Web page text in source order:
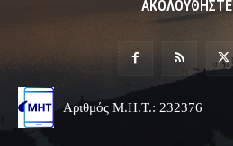
Αριθμός Μ.Η.Τ.: 232376